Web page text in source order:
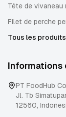
Tête de vivaneau
Filet de perche
Tous les produits
Informations
PT FoodHub
Jl. Tb
12560,